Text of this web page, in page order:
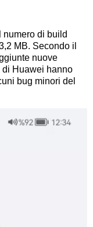
numero di build
MB. Secondo il
nuove
Huawei hanno
bug minori del